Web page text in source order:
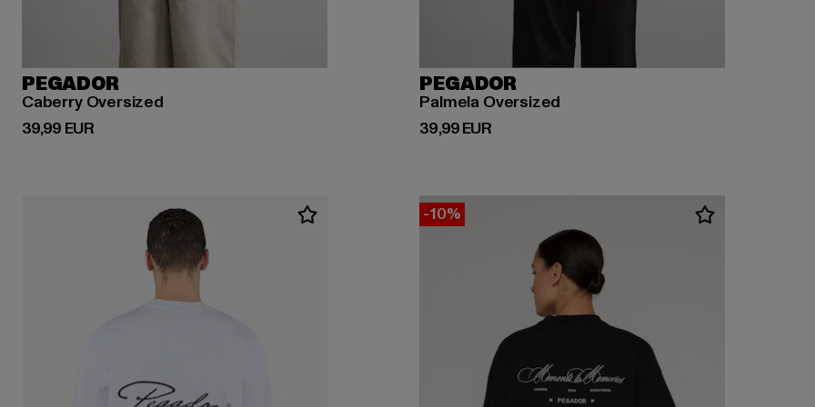
PEGADOR
Caberry Oversized
39,99 EUR
Derzeitiger Preis: 39,99 EUR
PEGADOR
Palmela Oversized
39,99 EUR
Derzeitiger Preis: 39,99 EUR
-10%